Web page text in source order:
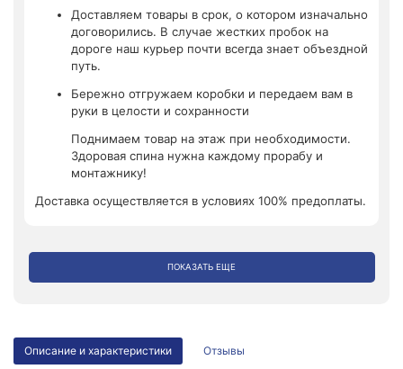
Доставляем товары в срок, о котором изначально
договорились. В случае жестких пробок на
дороге наш курьер почти всегда знает объездной
путь.
Бережно отгружаем коробки и передаем вам в
руки в целости и сохранности
Поднимаем товар на этаж при необходимости.
Здоровая спина нужна каждому прорабу и
монтажнику!
Доставка осуществляется в условиях 100% предоплаты.
ПОКАЗАТЬ ЕЩЕ
Описание и характеристики Отзывы